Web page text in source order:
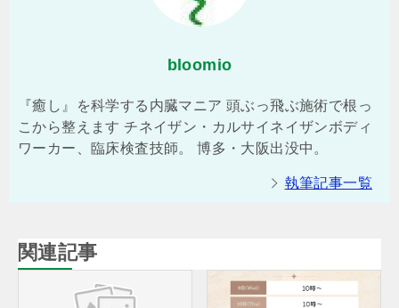
bloomio
『癒し』を科学する内臓マニア 頭ぶっ飛ぶ施術で根っ
こから整えます チネイザン・カルサイネイザンボディ
ワーカー、臨床検査技師。 博多・大阪出没中。
執筆記事一覧
関連記事